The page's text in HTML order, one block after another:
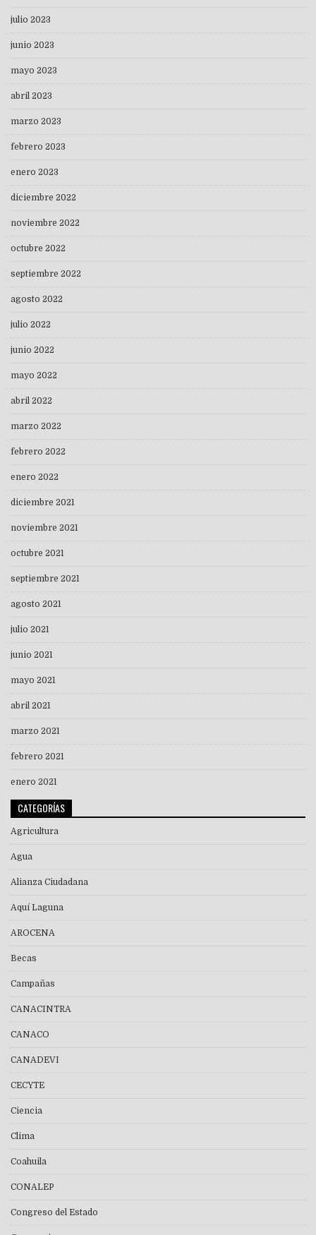
julio 2023
junio 2023
mayo 2023
abril 2023
marzo 2023
febrero 2023
enero 2023
diciembre 2022
noviembre 2022
octubre 2022
septiembre 2022
agosto 2022
julio 2022
junio 2022
mayo 2022
abril 2022
marzo 2022
febrero 2022
enero 2022
diciembre 2021
noviembre 2021
octubre 2021
septiembre 2021
agosto 2021
julio 2021
junio 2021
mayo 2021
abril 2021
marzo 2021
febrero 2021
enero 2021
CATEGORÍAS
Agricultura
Agua
Alianza Ciudadana
Aquí Laguna
AROCENA
Becas
Campañas
CANACINTRA
CANACO
CANADEVI
CECYTE
Ciencia
Clima
Coahuila
CONALEP
Congreso del Estado